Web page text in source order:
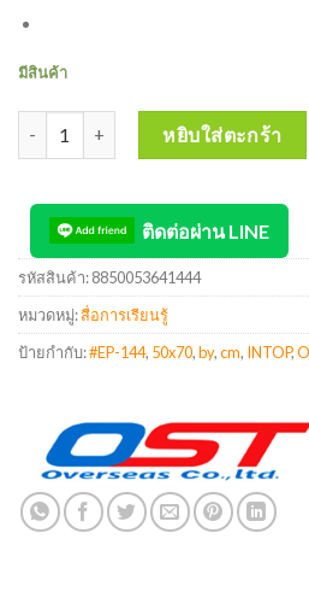
มีสินค้า
จำนวน INTOP By OST Plastic
หยิบใส่ตะกร้า
ติดต่อผ่าน LINE
รหัสสินค้า:8850053641444
หมวดหมู่:สื่อการเรียนรู้
ป้ายกำกับ:#EP-144, 50x70,by,cm, INTOP,